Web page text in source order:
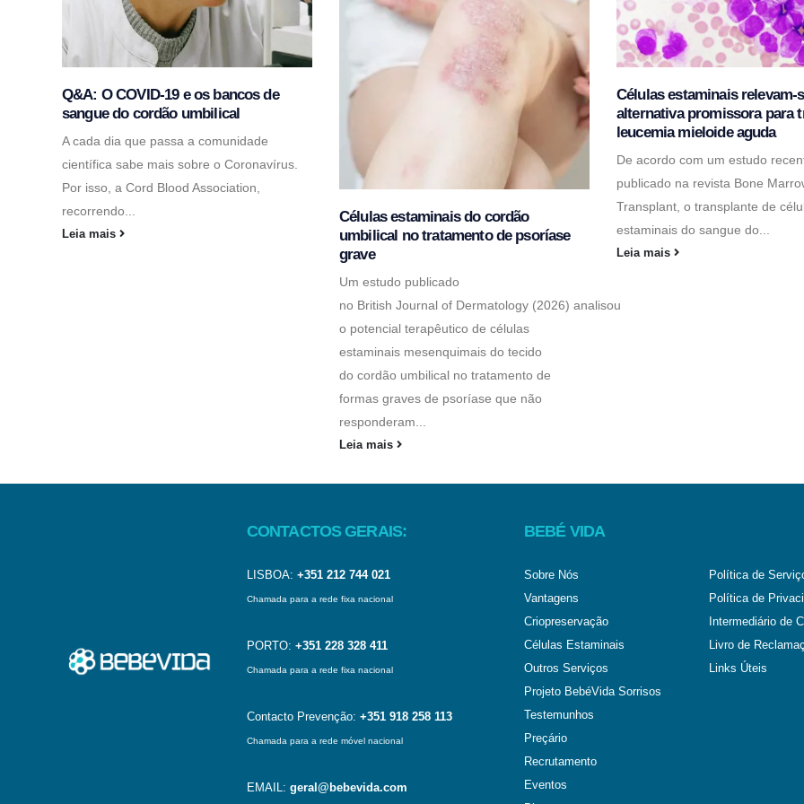
Q&A: O COVID-19 e os bancos de
sangue do cordão umbilical
A cada dia que passa a comunidade
científica sabe mais sobre o Coronavírus.
Por isso, a Cord Blood Association,
recorrendo...
Leia mais
Células estaminais do cordão
umbilical no tratamento de psoríase
grave
Um estudo publicado
no British Journal of Dermatology (2026) analisou
o potencial terapêutico de células
estaminais mesenquimais do tecido
do cordão umbilical no tratamento de
formas graves de psoríase que não
responderam...
Leia mais
Células estaminais relevam-
alternativa promissora para
leucemia mieloide aguda
De acordo com um estudo
publicado na revista Bone
Transplant, o transplante de
estaminais do sangue do...
Leia mais
CONTACTOS GERAIS:
LISBOA: +351 212 744 021
Chamada para a rede fixa nacional
PORTO: +351 228 328 411
Chamada para a rede fixa nacional
Contacto Prevenção: +351 918 258 113
Chamada para a rede móvel nacional
EMAIL: geral@bebevida.com
BEBÉ VIDA
Sobre Nós
Vantagens
Criopreservação
Células Estaminais
Outros Serviços
Projeto BebéVida Sorrisos
Testemunhos
Preçário
Recrutamento
Eventos
Política de
Política de
Intermediário de
Livro de
Links Úteis